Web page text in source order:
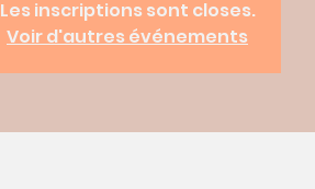
Les inscriptions sont closes.
Voir d'autres événements